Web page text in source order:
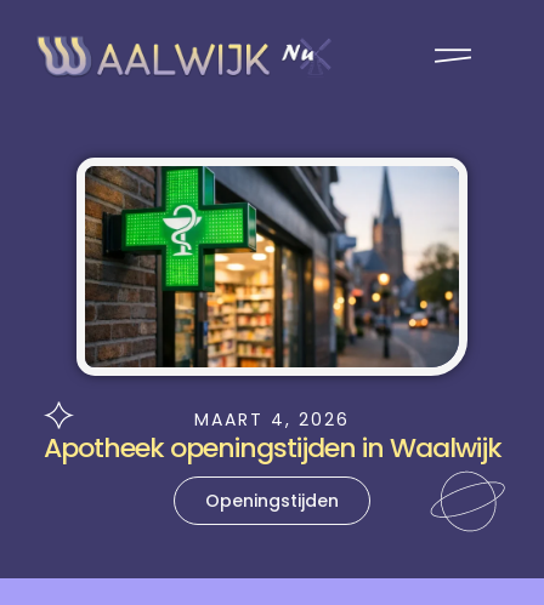
MAART 4, 2026
Apotheek openingstijden in Waalwijk
Openingstijden